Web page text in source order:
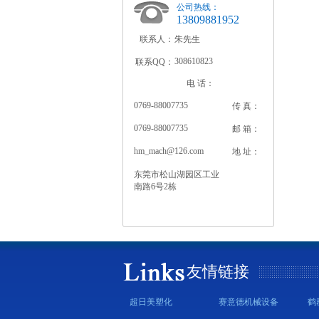
公司热线：
13809881952
联系人： 朱先生
联系QQ： 308610823
电 话：
0769-88007735 传 真：
0769-88007735 邮 箱：
hm_mach@126.com 地 址：
东莞市松山湖园区工业
南路6号2栋
友情链接
超日美塑化 赛意德机械设备 鹤